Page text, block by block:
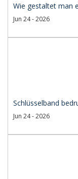
Wie gestaltet man
Jun 24 - 2026
Schlüsselband
Jun 24 - 2026